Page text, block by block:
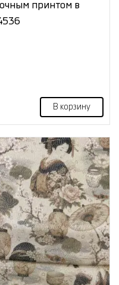
принтом в
В корзину